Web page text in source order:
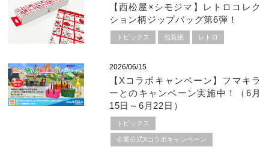
【西松屋×シモジマ】レトロコレク
ション柄ジップバッグ第6弾！
トピックス 包装紙 レトロ
2026/06/15
【Xコラボキャンペーン】フマキラ
ーとのキャンペーン実施中！（6月
15日～6月22日）
トピックス
企業公式Xコラボキャンペーン